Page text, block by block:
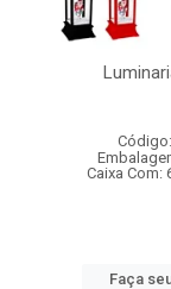
Caixa Com:
Faça